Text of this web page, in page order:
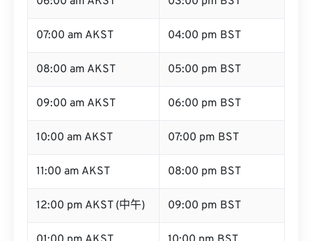
07:00 am AKST 04:00 pm BST
08:00 am AKST 05:00 pm BST
09:00 am AKST 06:00 pm BST
10:00 am AKST 07:00 pm BST
11:00 am AKST 08:00 pm BST
12:00 pm AKST (中午) 09:00 pm BST